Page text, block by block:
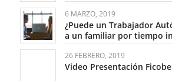
6 MARZO, 2019
¿Puede un Trabajador
a un familiar por tiempo
26 FEBRERO, 2019
Video Presentación Ficobe